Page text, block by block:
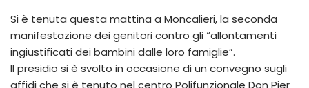
Si è tenuta questa mattina a Moncalieri, la seconda
manifestazione dei genitori contro gli “allontamenti
ingiustificati dei bambini dalle loro famiglie”.
Il presidio si è svolto in occasione di un convegno sugli